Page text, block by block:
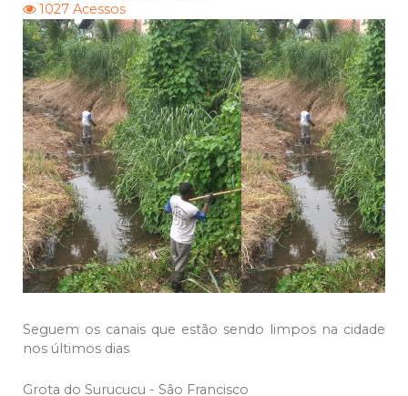
1027 Acessos
Seguem os canais que estão sendo limpos na cidade
nos últimos dias
Grota do Surucucu - São Francisco